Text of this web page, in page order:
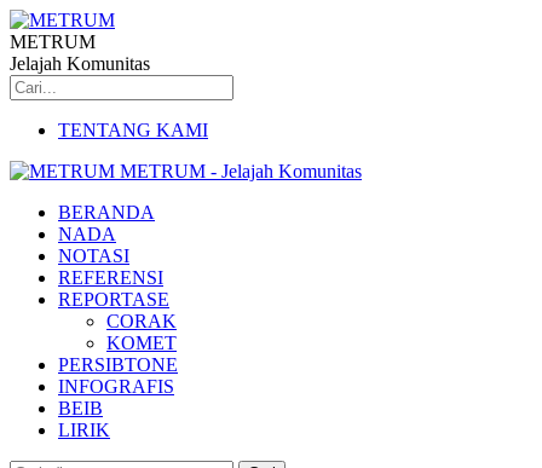
METRUM
Jelajah Komunitas
TENTANG KAMI
METRUM - Jelajah Komunitas
BERANDA
NADA
NOTASI
REFERENSI
REPORTASE
CORAK
KOMET
PERSIBTONE
INFOGRAFIS
BEIB
LIRIK